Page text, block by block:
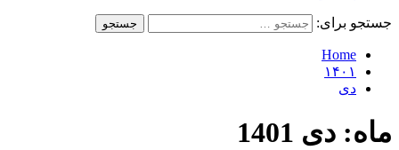
جستجو برای:
Home
۱۴۰۱
دی
ماه: دی 1401